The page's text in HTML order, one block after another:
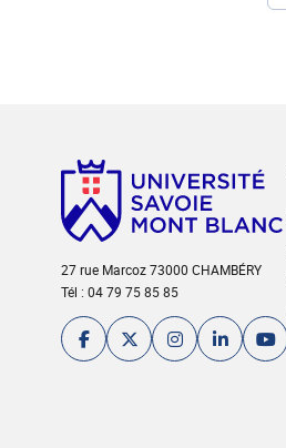
27 rue Marcoz 73000 CHAMBÉRY
Tél : 04 79 75 85 85